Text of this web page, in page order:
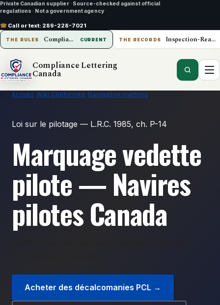
Private Canadian supplier · Source-checked against official
regulations · Not a government agency
☎ Call or text: 289-228-7021
THE RULES Compliance Lettering Canada CURRENT THE RECORDS Inspection-Ready Operations
Compliance Lettering
Canada
Accueil ›Wiki Conformité Navigation maritime
Loi sur le pilotage — L.R.C. 1985, ch. P-14
Marquage vedette
pilote — Navires
pilotes Canada
Acheter des décalcomanies PCL →